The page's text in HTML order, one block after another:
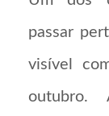
passar
visível
outubro.